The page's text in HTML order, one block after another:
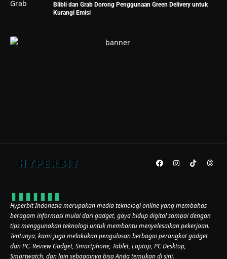
Blibli dan Grab Dorong Penggunaan Green Delivery untuk
Kurangi Emisi
Hyperbit Indonesia merupakan media teknologi online yang membahas
beragam informasi mulai dari gadget, gaya hidup digital sampai dengan
tips menggunakan teknologi untuk membantu menyelesaikan pekerjaan.
Tentunya, kami juga melakukan pengulasan berbagai perangkat gadget
dan PC. Review Gadget, Smartphone, Tablet, Laptop, PC Desktop,
Smartwatch, dan lain sebagainya bisa Anda temukan di sini.